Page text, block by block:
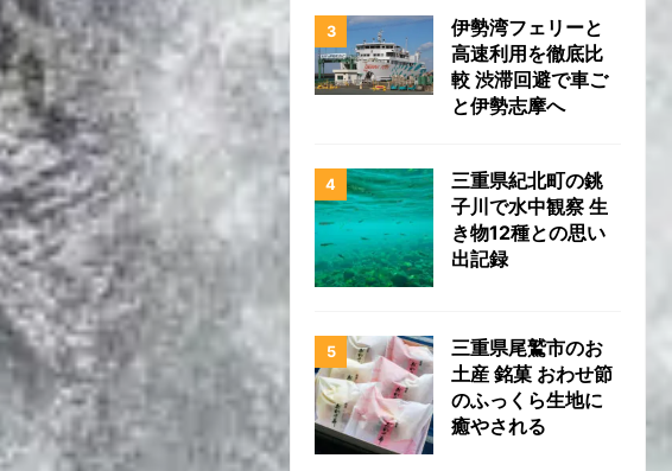
伊勢湾フェリーと
高速利用を徹底比
較 渋滞回避で車ご
と伊勢志摩へ
三重県紀北町の銚
子川で水中観察 生
き物12種との思い
出記録
三重県尾鷲市のお
土産 銘菓 おわせ節
のふっくら生地に
癒やされる